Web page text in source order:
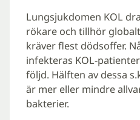
Lungsjukdomen KOL
rökare och tillhör
kräver flest dödsoffer.
infekteras KOL-
följd. Hälften av dessa
är mer eller mindre
bakterier.